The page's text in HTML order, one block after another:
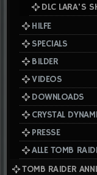
DLC LARA'S
HILFE
SPECIALS
BILDER
VIDEOS
DOWNLOADS
CRYSTAL
PRESSE
ALLE TOMB
TOMB RAIDER